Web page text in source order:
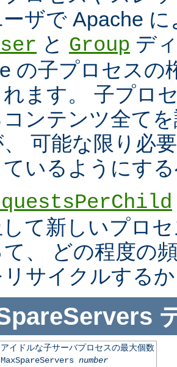
ザで Apache
と Group デ
の子プロセスの
れます。 子プロ
ンテンツ全て
可能な限り必
ているようにす
して新しいプロ
、 どの程度の
サイクルする
アイドルな子サーバプロセスの最大個数
MaxSpareServers number